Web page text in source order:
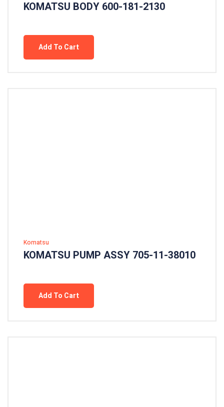
KOMATSU BODY 600-181-2130
Add To Cart
Komatsu
KOMATSU PUMP ASSY 705-11-38010
Add To Cart